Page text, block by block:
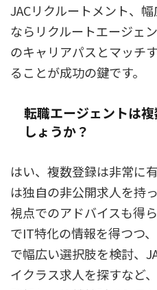
JACリクルートメント、
ならリクルートエージェ
のキャリアパスとマッチ
ることが成功の鍵です。
転職エージェントは
しょうか？
はい、複数登録は非常に
は独自の非公開求人を持
視点でのアドバイスも得
でIT特化の情報を得つつ
で幅広い選択肢を検討、
イクラス求人を探すなど